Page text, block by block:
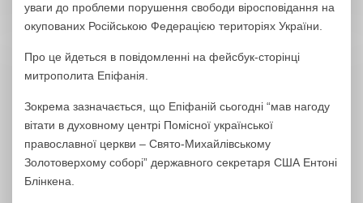
уваги до проблеми порушення свободи віросповідання на
окупованих Російською Федерацією територіях України.
Про це йдеться в повідомленні на фейсбук-сторінці
митрополита Епіфанія.
Зокрема зазначається, що Епіфаній сьогодні “мав нагоду
вітати в духовному центрі Помісної української
православної церкви – Свято-Михайлівському
Золотоверхому соборі” державного секретаря США Ентоні
Блінкена.